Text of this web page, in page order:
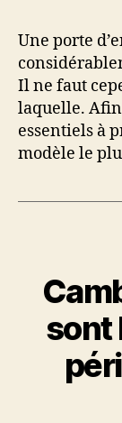
Une porte
Il ne faut
laquelle.
essentiels à
modèle le
sont